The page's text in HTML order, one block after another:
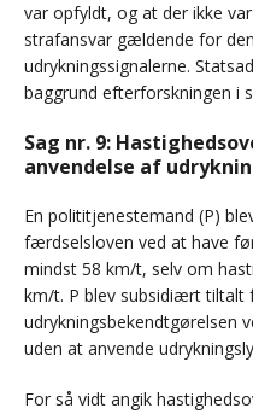
var opfyldt, og at der ikke
strafansvar gældende for
udrykningssignalerne.
baggrund efterforskningen i
Sag nr. 9:
anvendelse af
En polititjenestemand (P)
færdselsloven ved at have
mindst 58 km/t, selv om
km/t. P blev subsidiært
udrykningsbekendtgørelsen
uden at anvende
For så vidt angik